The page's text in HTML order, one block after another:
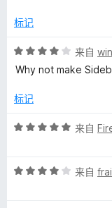
标记
评
分
/
来自
Why not make
标记
评
/
来自
评
来自